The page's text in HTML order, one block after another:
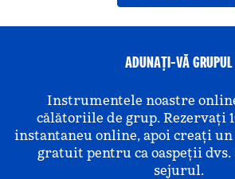
ADUNAȚI-VĂ GRUPUL
Instrumentele noastre
călătoriile de grup. Rezervați
instantaneu online, apoi creați
gratuit pentru ca oaspeții dvs.
sejurul.